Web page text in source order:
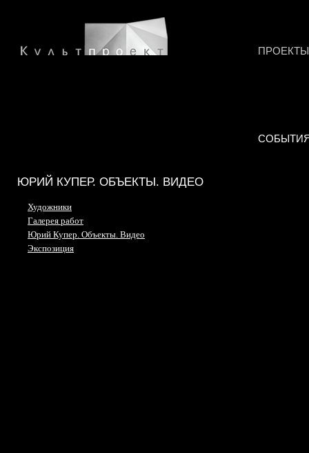
ПРОЕКТЫ
ЮРИЙ КУПЕР. ОБЪЕКТЫ. ВИДЕО
Художники
Галерея работ
Юрий Купер. Объекты. Видео
Экспозиция